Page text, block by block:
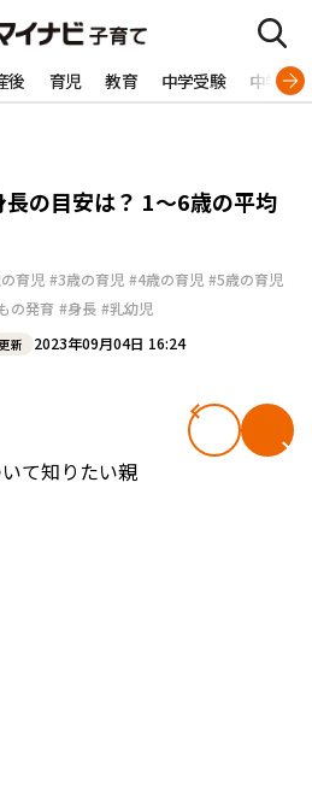
後 育児 教育 中学受験 中学生
長の目安は？ 1～6歳の平均
育児 #3歳の育児 #4歳の育児 #5歳の育児
の発育 #身長 #乳幼児
更新 2023年09月04日 16:24